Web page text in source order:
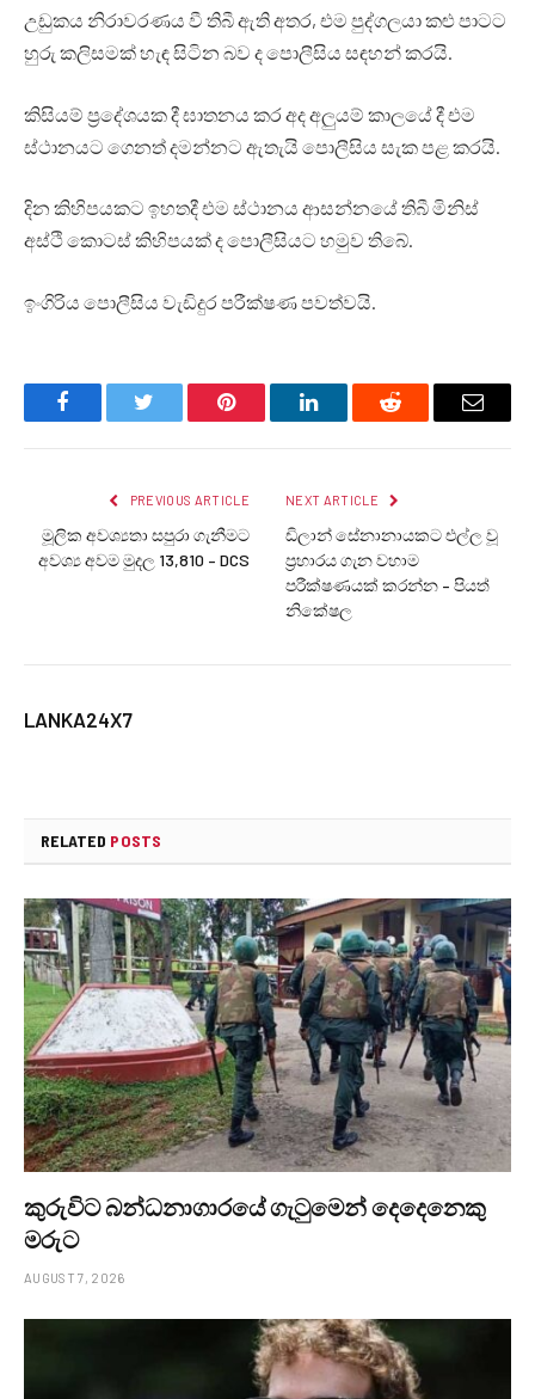
උඩුකය නිරාවරණය වී තිබී ඇති අතර, එම පුද්ගලයා කළු පාටට
හුරු කලිසමක් හැඳ සිටින බව ද පොලීසිය සඳහන් කරයි.
කිසියම් ප්‍රදේශයක දී ඝාතනය කර අද අලුයම් කාලයේ දී එම
ස්ථානයට ගෙනත් දමන්නට ඇතැයි පොලීසිය සැක පළ කරයි.
දින කිහිපයකට ඉහතදී එම ස්ථානය ආසන්නයේ තිබී මිනිස්
අස්ථි කොටස් කිහිපයක් ද පොලීසියට හමුව තිබේ.
ඉංගිරිය පොලීසිය වැඩිදුර පරීක්ෂණ පවත්වයි.
FacebookTwitter Pinterest LinkedInReddit Email
PREVIOUS ARTICLE
මූලික අවශ්‍යතා සපුරා ගැනීමට
අවශ්‍ය අවම මුදල 13,810 – DCS
NEXT ARTICLE
ඩිලාන් සේනානායකට එල්ල වූ
ප්‍රහාරය ගැන වහාම
පරීක්ෂණයක් කරන්න – පියත්
නිකේෂල
LANKA24X7
RELATED POSTS
කුරුවිට බන්ධනාගාරයේ ගැටුමෙන් දෙදෙනෙකු
මරුට
AUGUST 7, 2026